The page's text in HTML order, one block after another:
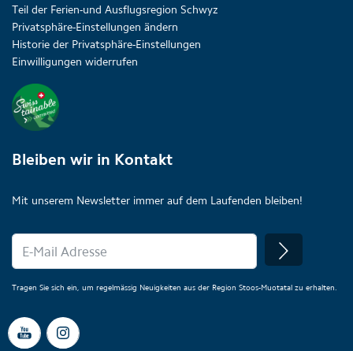
Teil der Ferien-und Ausflugsregion Schwyz
Privatsphäre-Einstellungen ändern
Historie der Privatsphäre-Einstellungen
Einwilligungen widerrufen
Bleiben wir in Kontakt
Mit unserem Newsletter immer auf dem Laufenden bleiben!
Tragen Sie sich ein, um regelmässig Neuigkeiten aus der Region Stoos-Muotatal zu erhalten.